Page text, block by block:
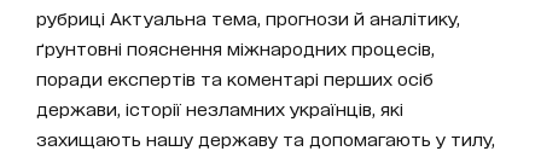
рубриці Актуальна тема, прогнози й аналітику,
ґрунтовні пояснення міжнародних процесів,
поради експертів та коментарі перших осіб
держави, історії незламних українців, які
захищають нашу державу та допомагають у тилу,